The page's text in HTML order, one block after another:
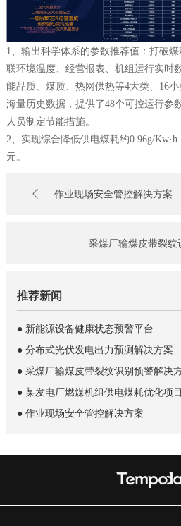
1、输出科学体系的参数推荐值：打破
联环境温度、经营报表、机组运行实时
能品质、煤质、热网供热等4大类、16
海量历史数据，提供了48个可控运行参
人员制定节能措施。
2、实现综合降低供电煤耗约0.96g/
元。
作业现场安全管控解决方案
采煤厂输煤皮带裂纹
推荐新闻
● 新能源设备健康状态预警平台
● 分布式光伏发电出力预测解决方案
● 采煤厂输煤皮带裂纹识别预警解决
● 某发电厂燃煤机组供电煤耗优化项目
● 作业现场安全管控解决方案